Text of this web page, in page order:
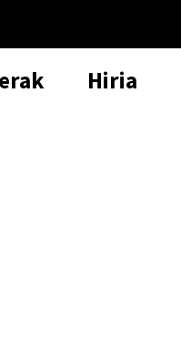
Hiria